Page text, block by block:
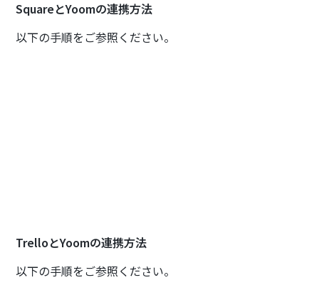
SquareとYoomの連携方法
以下の手順をご参照ください。
TrelloとYoomの連携方法
以下の手順をご参照ください。